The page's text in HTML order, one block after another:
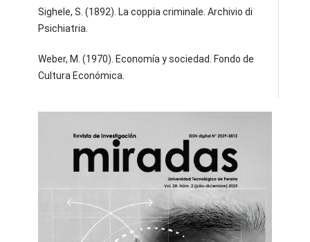
Sighele, S. (1892). La coppia criminale. Archivio di
Psichiatria.
Weber, M. (1970). Economía y sociedad. Fondo de
Cultura Económica.